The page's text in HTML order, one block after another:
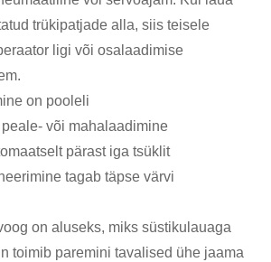
trükipatjade alla, siis teisele
ligi või osalaadimise
on pooleli
või mahalaadimine
pärast iga tsüklit
tagab täpse värvi
on aluseks, miks süstikulauaga
toimib paremini tavalised ühe jaama